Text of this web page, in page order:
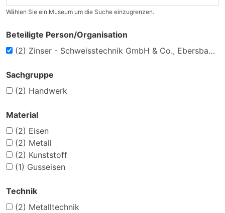
Wählen Sie ein Museum um die Suche einzugrenzen.
Beteiligte Person/Organisation
(2) Zinser - Schweisstechnik GmbH & Co., Ebersbach/Fils
Sachgruppe
(2) Handwerk
Material
(2) Eisen
(2) Metall
(2) Kunststoff
(1) Gusseisen
Technik
(2) Metalltechnik